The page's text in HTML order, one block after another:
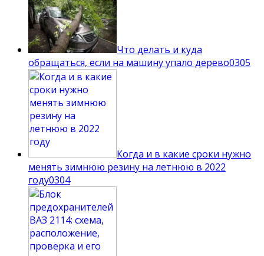
Что делать и куда
обращаться, если на машину упало дерево0305
Когда и в какие сроки нужно
менять зимнюю резину на летнюю в 2022
году0304